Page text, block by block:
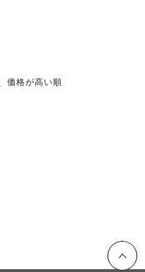
価格が高い順